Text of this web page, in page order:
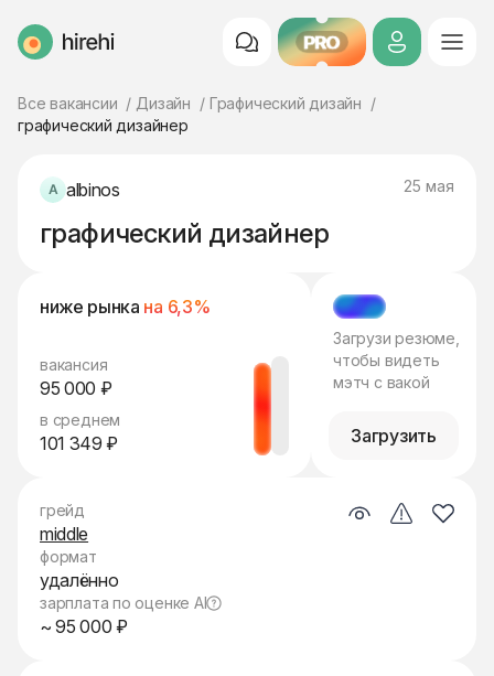
HireHi PRO
Все вакансии Дизайн
Графический дизайн
графический дизайнер
albinos 25 мая
графический дизайнер
ниже рынка на 6,3%
вакансия
95 000 ₽
в среднем
101 349 ₽
МЭТЧ
Загрузи резюме,
чтобы видеть
мэтч с вакой
Загрузить
грейд
middle
формат
удалённо
зарплата по оценке AI
~ 95 000 ₽